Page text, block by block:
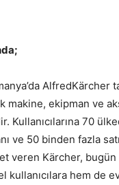
AlfredKärcher
makine, ekipman ve
Kullanıcılarına 70
ve 50 binden fazla
veren Kärcher,
kullanıcılara hem de ev